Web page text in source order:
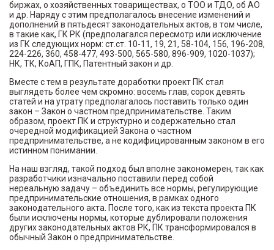
биржах, о хозяйственных товариществах, о ТОО и ТДО, об АО
и др. Наряду с этим предполагалось внесение изменений и
дополнений в пятьдесят законодательных актов, в том числе,
в такие как, ГК РК (предполагался пересмотр или исключение
из ГК следующих норм: ст.ст. 10-11, 19, 21, 58-104, 156, 196-208,
224-226, 360, 458-477, 493-500, 565-580, 896-909, 1020-1037);
НК, ТК, КоАП, ГПК, Патентный закон и др.
Вместе с тем в результате доработки проект ПК стал
выглядеть более чем скромно: восемь глав, сорок девять
статей и на утрату предполагалось поставить только один
закон – Закон о частном предпринимательстве. Таким
образом, проект ПК и структурно и содержательно стал
очередной модификацией Закона о частном
предпринимательстве, а не кодифицированным законом в его
истинном понимании.
На наш взгляд, такой подход был вполне закономерен, так как
разработчики изначально поставили перед собой
нереальную задачу – объединить все нормы, регулирующие
предпринимательские отношения, в рамках одного
законодательного акта. После того, как из текста проекта ПК
были исключены нормы, которые дублировали положения
других законодательных актов РК, ПК трансформировался в
обычный Закон о предпринимательстве.